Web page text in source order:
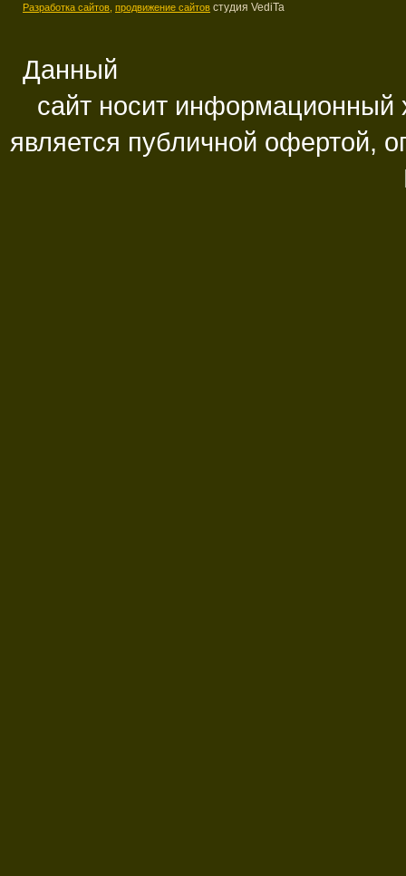
Разработка сайтов, продвижение сайтов студия VediTa
Данный
сайт носит информационный
является публичной офертой,